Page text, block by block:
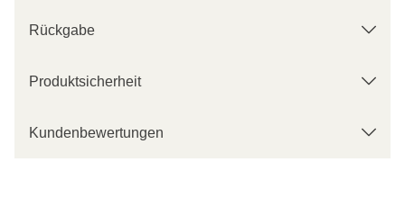
Rückgabe
Produktsicherheit
Kundenbewertungen